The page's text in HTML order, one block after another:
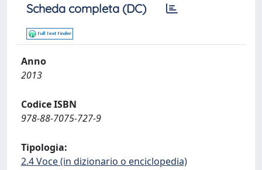
Scheda completa (DC)
Anno
2013
Codice ISBN
978-88-7075-727-9
Tipologia:
2.4 Voce (in dizionario o enciclopedia)